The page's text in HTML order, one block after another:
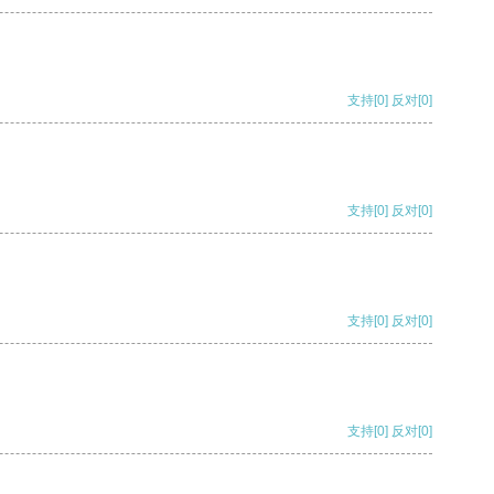
支持[0] 反对[0]
支持[0] 反对[0]
支持[0] 反对[0]
支持[0] 反对[0]